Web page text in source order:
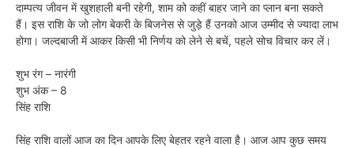
दाम्पत्य जीवन में खुशहाली बनी रहेगी, शाम को कहीं बाहर जाने का प्लान बना सकते
हैं। इस राशि के जो लोग बेकरी के बिजनेस से जुड़े हैं उनको आज उम्मीद से ज्यादा लाभ
होगा। जल्दबाजी में आकर किसी भी निर्णय को लेने से बचें, पहले सोच विचार कर लें।
शुभ रंग – नारंगी
शुभ अंक – 8
सिंह राशि
सिंह राशि वालों आज का दिन आपके लिए बेहतर रहने वाला है। आज आप कुछ समय